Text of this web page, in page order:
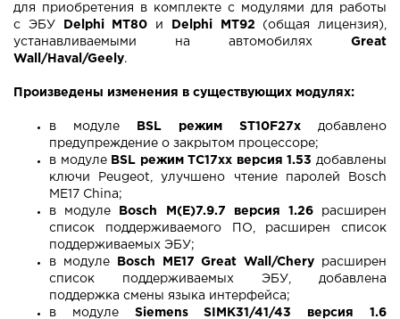
для приобретения в комплекте с модулями для работы
с ЭБУ
Delphi MT80 и Delphi MT92 (общая лицензия),
устанавливаемыми на автомобилях Great
Wall/Haval/Geely.
Произведены изменения в существующих модулях:
в модуле BSL режим ST10F27x добавлено
предупреждение о закрытом процессоре;
в модуле BSL режим TC17xx версия 1.53 добавлены
ключи Peugeot, улучшено чтение паролей Bosch
ME17 China;
в модуле
Bosch M(E)7.9.7 версия 1.26расширен
список поддерживаемого ПО, расширен список
поддерживаемых ЭБУ;
в модуле
Bosch ME17 Great Wall/Chery расширен
список поддерживаемых ЭБУ, добавлена
поддержка смены языка интерфейса;
в модуле Siemens SIMK31/41/43 версия 1.6